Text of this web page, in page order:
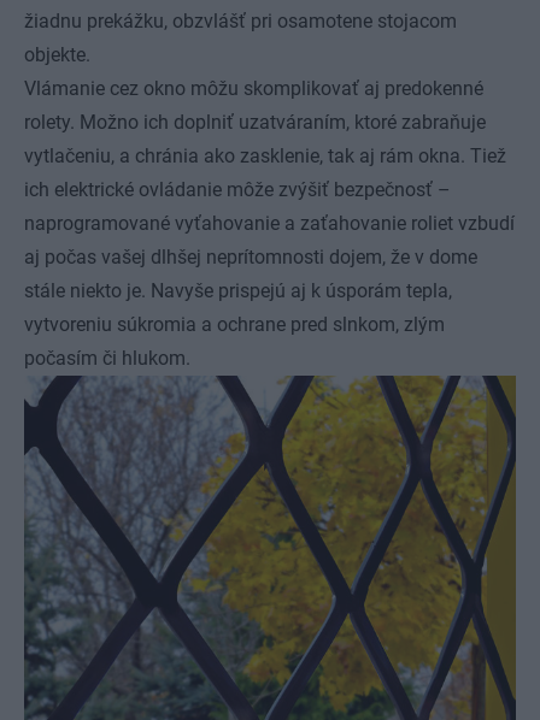
žiadnu prekážku, obzvlášť pri osamotene stojacom
objekte.
Vlámanie cez okno môžu skomplikovať aj predokenné
rolety. Možno ich doplniť uzatváraním, ktoré zabraňuje
vytlačeniu, a chránia ako zasklenie, tak aj rám okna. Tiež
ich elektrické ovládanie môže zvýšiť bezpečnosť –
naprogramované vyťahovanie a zaťahovanie roliet vzbudí
aj počas vašej dlhšej neprítomnosti dojem, že v dome
stále niekto je. Navyše prispejú aj k úsporám tepla,
vytvoreniu súkromia a ochrane pred slnkom, zlým
počasím či hlukom.